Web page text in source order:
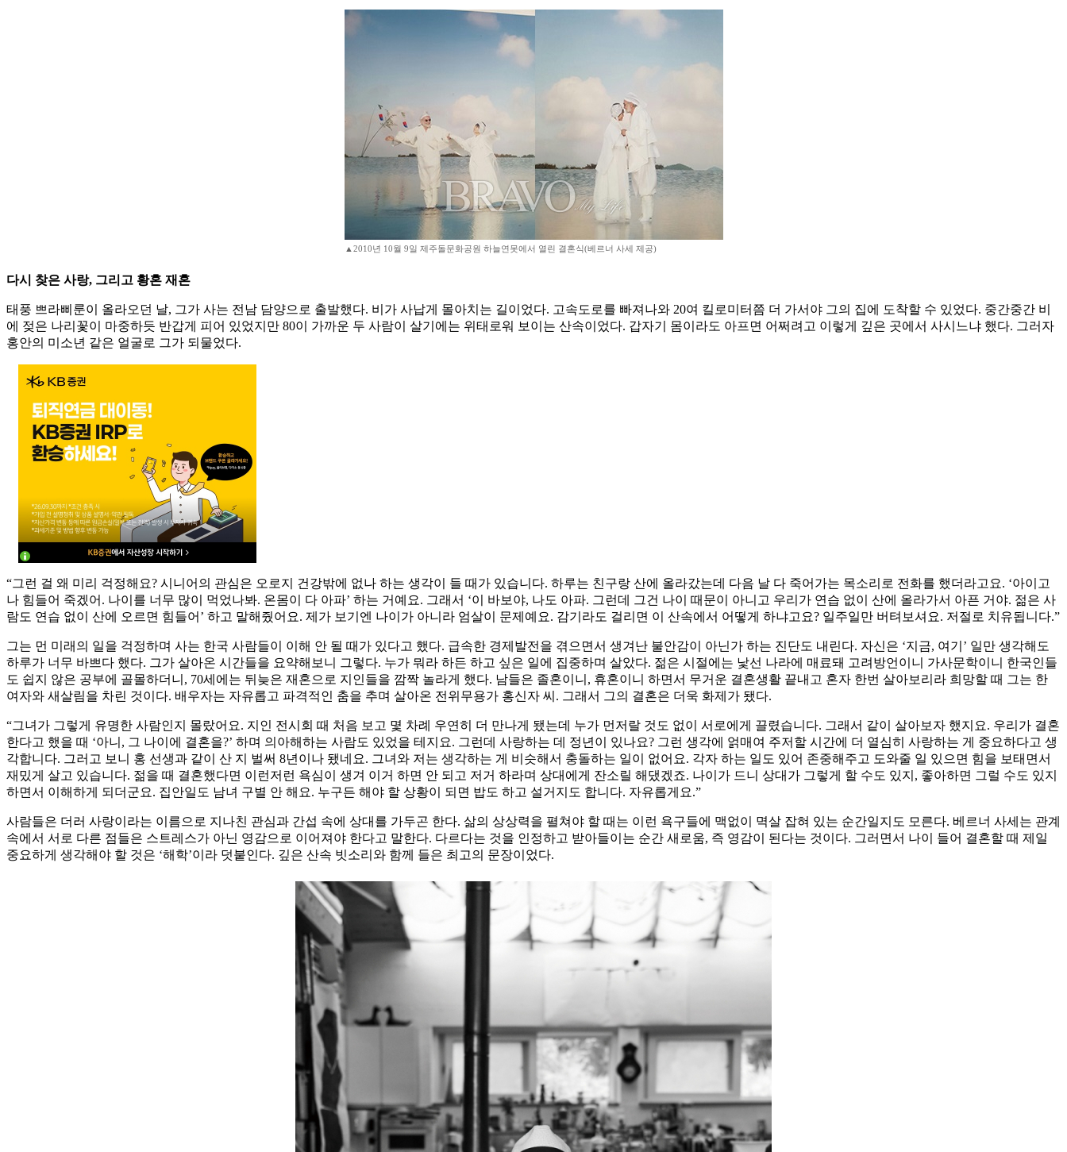
▲2010년 10월 9일 제주돌문화공원 하늘연못에서 열린 결혼식(베르너 사세 제공)
다시 찾은 사랑, 그리고 황혼 재혼
태풍 쁘라삐룬이 올라오던 날, 그가 사는 전남 담양으로 출발했다. 비가 사납게 몰아치는 길이었다. 고속도로를 빠져나와 20여 킬로미터쯤 더 가서야 그의 집에 도착할 수 있었다. 중간중간 비
에 젖은 나리꽃이 마중하듯 반갑게 피어 있었지만 80이 가까운 두 사람이 살기에는 위태로워 보이는 산속이었다. 갑자기 몸이라도 아프면 어쩌려고 이렇게 깊은 곳에서 사시느냐 했다. 그러자
홍안의 미소년 같은 얼굴로 그가 되물었다.
“그런 걸 왜 미리 걱정해요? 시니어의 관심은 오로지 건강밖에 없나 하는 생각이 들 때가 있습니다. 하루는 친구랑 산에 올라갔는데 다음 날 다 죽어가는 목소리로 전화를 했더라고요. ‘아이고
나 힘들어 죽겠어. 나이를 너무 많이 먹었나봐. 온몸이 다 아파’ 하는 거예요. 그래서 ‘이 바보야, 나도 아파. 그런데 그건 나이 때문이 아니고 우리가 연습 없이 산에 올라가서 아픈 거야. 젊은 사
람도 연습 없이 산에 오르면 힘들어’ 하고 말해줬어요. 제가 보기엔 나이가 아니라 엄살이 문제예요. 감기라도 걸리면 이 산속에서 어떻게 하냐고요? 일주일만 버텨보셔요. 저절로 치유됩니다.”
그는 먼 미래의 일을 걱정하며 사는 한국 사람들이 이해 안 될 때가 있다고 했다. 급속한 경제발전을 겪으면서 생겨난 불안감이 아닌가 하는 진단도 내린다. 자신은 ‘지금, 여기’ 일만 생각해도
하루가 너무 바쁘다 했다. 그가 살아온 시간들을 요약해보니 그렇다. 누가 뭐라 하든 하고 싶은 일에 집중하며 살았다. 젊은 시절에는 낯선 나라에 매료돼 고려방언이니 가사문학이니 한국인들
도 쉽지 않은 공부에 골몰하더니, 70세에는 뒤늦은 재혼으로 지인들을 깜짝 놀라게 했다. 남들은 졸혼이니, 휴혼이니 하면서 무거운 결혼생활 끝내고 혼자 한번 살아보리라 희망할 때 그는 한
여자와 새살림을 차린 것이다. 배우자는 자유롭고 파격적인 춤을 추며 살아온 전위무용가 홍신자 씨. 그래서 그의 결혼은 더욱 화제가 됐다.
“그녀가 그렇게 유명한 사람인지 몰랐어요. 지인 전시회 때 처음 보고 몇 차례 우연히 더 만나게 됐는데 누가 먼저랄 것도 없이 서로에게 끌렸습니다. 그래서 같이 살아보자 했지요. 우리가 결혼
한다고 했을 때 ‘아니, 그 나이에 결혼을?’ 하며 의아해하는 사람도 있었을 테지요. 그런데 사랑하는 데 정년이 있나요? 그런 생각에 얽매여 주저할 시간에 더 열심히 사랑하는 게 중요하다고 생
각합니다. 그러고 보니 홍 선생과 같이 산 지 벌써 8년이나 됐네요. 그녀와 저는 생각하는 게 비슷해서 충돌하는 일이 없어요. 각자 하는 일도 있어 존중해주고 도와줄 일 있으면 힘을 보태면서
재밌게 살고 있습니다. 젊을 때 결혼했다면 이런저런 욕심이 생겨 이거 하면 안 되고 저거 하라며 상대에게 잔소릴 해댔겠죠. 나이가 드니 상대가 그렇게 할 수도 있지, 좋아하면 그럴 수도 있지
하면서 이해하게 되더군요. 집안일도 남녀 구별 안 해요. 누구든 해야 할 상황이 되면 밥도 하고 설거지도 합니다. 자유롭게요.”
사람들은 더러 사랑이라는 이름으로 지나친 관심과 간섭 속에 상대를 가두곤 한다. 삶의 상상력을 펼쳐야 할 때는 이런 욕구들에 맥없이 멱살 잡혀 있는 순간일지도 모른다. 베르너 사세는 관계
속에서 서로 다른 점들은 스트레스가 아닌 영감으로 이어져야 한다고 말한다. 다르다는 것을 인정하고 받아들이는 순간 새로움, 즉 영감이 된다는 것이다. 그러면서 나이 들어 결혼할 때 제일
중요하게 생각해야 할 것은 ‘해학’이라 덧붙인다. 깊은 산속 빗소리와 함께 들은 최고의 문장이었다.